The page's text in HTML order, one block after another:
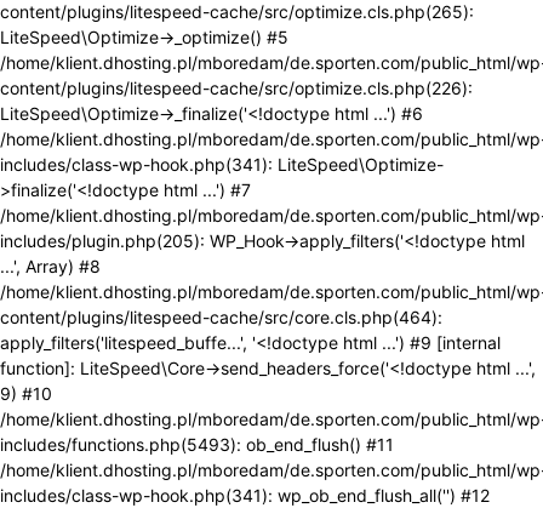
content/plugins/litespeed-cache/src/optimize.cls.php(265):
LiteSpeed\Optimize->_optimize() #5
/home/klient.dhosting.pl/mboredam/de.sporten.com/public_html/
content/plugins/litespeed-cache/src/optimize.cls.php(226):
LiteSpeed\Optimize->_finalize('<!doctype html ...') #6
/home/klient.dhosting.pl/mboredam/de.sporten.com/public_html/
includes/class-wp-hook.php(341): LiteSpeed\Optimize-
>finalize('<!doctype html ...') #7
/home/klient.dhosting.pl/mboredam/de.sporten.com/public_html/
includes/plugin.php(205): WP_Hook->apply_filters('<!doctype html
...', Array) #8
/home/klient.dhosting.pl/mboredam/de.sporten.com/public_html/
content/plugins/litespeed-cache/src/core.cls.php(464):
apply_filters('litespeed_buffe...', '<!doctype html ...') #9 [internal
function]: LiteSpeed\Core->send_headers_force('<!doctype html ...',
9) #10
/home/klient.dhosting.pl/mboredam/de.sporten.com/public_html/
includes/functions.php(5493): ob_end_flush() #11
/home/klient.dhosting.pl/mboredam/de.sporten.com/public_html/
includes/class-wp-hook.php(341): wp_ob_end_flush_all('') #12